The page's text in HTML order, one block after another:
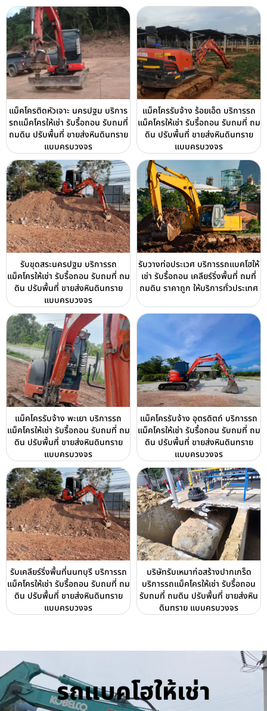
แม็คโครติดหัวเจาะ นครปฐม บริการ
รถแม็คโครให้เช่า รับรื้อถอน รับถมที่
ถมดิน ปรับพื้นที่ ขายส่งหินดินทราย
แบบครบวงจร
แม็คโครรับจ้าง ร้อยเอ็ด บริการรถ
แม็คโครให้เช่า รับรื้อถอน รับถมที่ ถม
ดิน ปรับพื้นที่ ขายส่งหินดินทราย
แบบครบวงจร
รับขุดสระนครปฐม บริการรถ
แม็คโครให้เช่า รับรื้อถอน รับถมที่ ถม
ดิน ปรับพื้นที่ ขายส่งหินดินทราย
แบบครบวงจร
รับวางท่อประเวศ บริการรถแบคโฮให้
เช่า รับรื้อถอน เคลียร์ริ่งพื้นที่ ถมที่
ถมดิน ราคาถูก ให้บริการทั่วประเทศ
แม็คโครรับจ้าง พะเยา บริการรถ
แม็คโครให้เช่า รับรื้อถอน รับถมที่ ถม
ดิน ปรับพื้นที่ ขายส่งหินดินทราย
แบบครบวงจร
แม็คโครรับจ้าง อุตรดิตถ์ บริการรถ
แม็คโครให้เช่า รับรื้อถอน รับถมที่ ถม
ดิน ปรับพื้นที่ ขายส่งหินดินทราย
แบบครบวงจร
รับเคลียร์ริ่งพื้นที่นนทบุรี บริการรถ
แม็คโครให้เช่า รับรื้อถอน รับถมที่ ถม
ดิน ปรับพื้นที่ ขายส่งหินดินทราย
แบบครบวงจร
บริษัทรับเหมาก่อสร้างปากเกร็ด
บริการรถแม็คโครให้เช่า รับรื้อถอน
รับถมที่ ถมดิน ปรับพื้นที่ ขายส่งหิน
ดินทราย แบบครบวงจร
รถแบคโฮให้เช่า